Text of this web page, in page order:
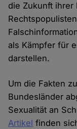
die Zukunft ihrer
als Kämpfer für
darstellen.
Um die Fakten
Bundesländer
Sexualität an
Artikel finden